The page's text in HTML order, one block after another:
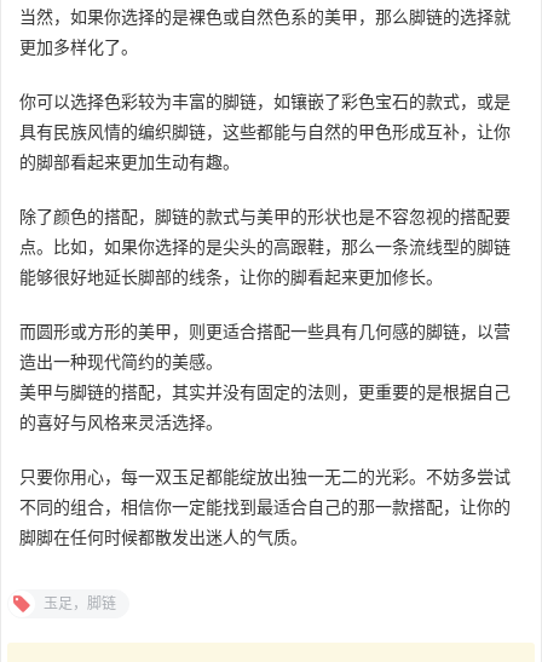
当然，如果你选择的是裸色或自然色系的美甲，那么脚链的选择就
更加多样化了。
你可以选择色彩较为丰富的脚链，如镶嵌了彩色宝石的款式，或是
具有民族风情的编织脚链，这些都能与自然的甲色形成互补，让你
的脚部看起来更加生动有趣。
除了颜色的搭配，脚链的款式与美甲的形状也是不容忽视的搭配要
点。比如，如果你选择的是尖头的高跟鞋，那么一条流线型的脚链
能够很好地延长脚部的线条，让你的脚看起来更加修长。
而圆形或方形的美甲，则更适合搭配一些具有几何感的脚链，以营
造出一种现代简约的美感。
美甲与脚链的搭配，其实并没有固定的法则，更重要的是根据自己
的喜好与风格来灵活选择。
只要你用心，每一双玉足都能绽放出独一无二的光彩。不妨多尝试
不同的组合，相信你一定能找到最适合自己的那一款搭配，让你的
脚脚在任何时候都散发出迷人的气质。
玉足，脚链